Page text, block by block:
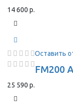
14 600 р.
Оставить
FM200
25 590 р.